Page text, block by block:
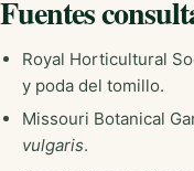
Fuentes
Royal Horticultural
y poda del tomillo.
Missouri Botanical
vulgaris.